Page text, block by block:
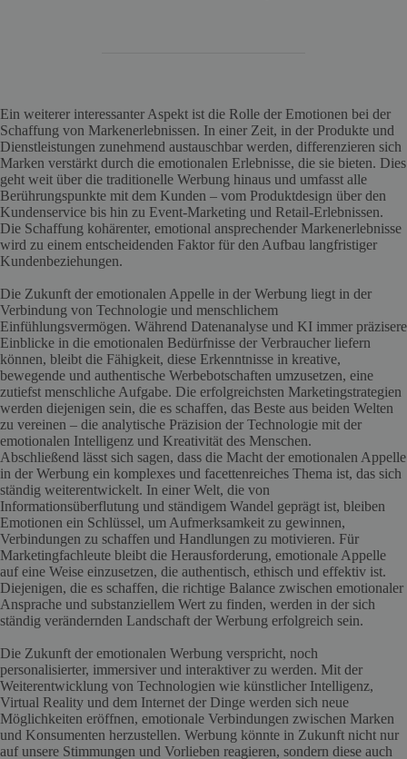
Ein weiterer interessanter Aspekt ist die Rolle der Emotionen bei der
Schaffung von Markenerlebnissen. In einer Zeit, in der Produkte und
Dienstleistungen zunehmend austauschbar werden, differenzieren sich
Marken verstärkt durch die emotionalen Erlebnisse, die sie bieten. Dies
geht weit über die traditionelle Werbung hinaus und umfasst alle
Berührungspunkte mit dem Kunden – vom Produktdesign über den
Kundenservice bis hin zu Event-Marketing und Retail-Erlebnissen.
Die Schaffung kohärenter, emotional ansprechender Markenerlebnisse
wird zu einem entscheidenden Faktor für den Aufbau langfristiger
Kundenbeziehungen.
Die Zukunft der emotionalen Appelle in der Werbung liegt in der
Verbindung von Technologie und menschlichem
Einfühlungsvermögen. Während Datenanalyse und KI immer präzisere
Einblicke in die emotionalen Bedürfnisse der Verbraucher liefern
können, bleibt die Fähigkeit, diese Erkenntnisse in kreative,
bewegende und authentische Werbebotschaften umzusetzen, eine
zutiefst menschliche Aufgabe. Die erfolgreichsten Marketingstrategien
werden diejenigen sein, die es schaffen, das Beste aus beiden Welten
zu vereinen – die analytische Präzision der Technologie mit der
emotionalen Intelligenz und Kreativität des Menschen.
Abschließend lässt sich sagen, dass die Macht der emotionalen Appelle
in der Werbung ein komplexes und facettenreiches Thema ist, das sich
ständig weiterentwickelt. In einer Welt, die von
Informationsüberflutung und ständigem Wandel geprägt ist, bleiben
Emotionen ein Schlüssel, um Aufmerksamkeit zu gewinnen,
Verbindungen zu schaffen und Handlungen zu motivieren. Für
Marketingfachleute bleibt die Herausforderung, emotionale Appelle
auf eine Weise einzusetzen, die authentisch, ethisch und effektiv ist.
Diejenigen, die es schaffen, die richtige Balance zwischen emotionaler
Ansprache und substanziellem Wert zu finden, werden in der sich
ständig verändernden Landschaft der Werbung erfolgreich sein.
Die Zukunft der emotionalen Werbung verspricht, noch
personalisierter, immersiver und interaktiver zu werden. Mit der
Weiterentwicklung von Technologien wie künstlicher Intelligenz,
Virtual Reality und dem Internet der Dinge werden sich neue
Möglichkeiten eröffnen, emotionale Verbindungen zwischen Marken
und Konsumenten herzustellen. Werbung könnte in Zukunft nicht nur
auf unsere Stimmungen und Vorlieben reagieren, sondern diese auch